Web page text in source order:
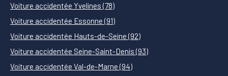
Voiture accidentée Yvelines (78)
Voiture accidentée Essonne (91)
Voiture accidentée Hauts-de-Seine (92)
Voiture accidentée Seine-Saint-Denis (93)
Voiture accidentée Val-de-Marne (94)